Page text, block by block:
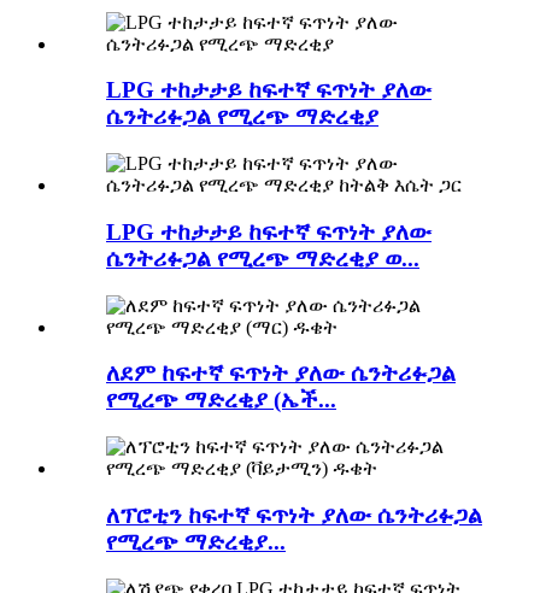
LPG ተከታታይ ከፍተኛ ፍጥነት ያለው
ሴንትሪፉጋል የሚረጭ ማድረቂያ
LPG ተከታታይ ከፍተኛ ፍጥነት ያለው
ሴንትሪፉጋል የሚረጭ ማድረቂያ ወ...
ለደም ከፍተኛ ፍጥነት ያለው ሴንትሪፉጋል
የሚረጭ ማድረቂያ (ኤች...
ለፕሮቲን ከፍተኛ ፍጥነት ያለው ሴንትሪፉጋል
የሚረጭ ማድረቂያ...